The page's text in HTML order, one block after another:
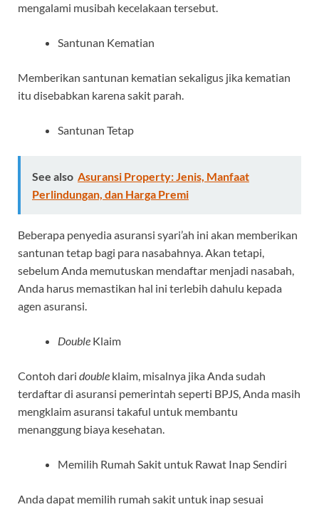
mengalami musibah kecelakaan tersebut.
Santunan Kematian
Memberikan santunan kematian sekaligus jika kematian
itu disebabkan karena sakit parah.
Santunan Tetap
See also Asuransi Property: Jenis, Manfaat
Perlindungan, dan Harga Premi
Beberapa penyedia asuransi syari’ah ini akan memberikan
santunan tetap bagi para nasabahnya. Akan tetapi,
sebelum Anda memutuskan mendaftar menjadi nasabah,
Anda harus memastikan hal ini terlebih dahulu kepada
agen asuransi.
Double Klaim
Contoh dari double klaim, misalnya jika Anda sudah
terdaftar di asuransi pemerintah seperti BPJS, Anda masih
mengklaim asuransi takaful untuk membantu
menanggung biaya kesehatan.
Memilih Rumah Sakit untuk Rawat Inap Sendiri
Anda dapat memilih rumah sakit untuk inap sesuai